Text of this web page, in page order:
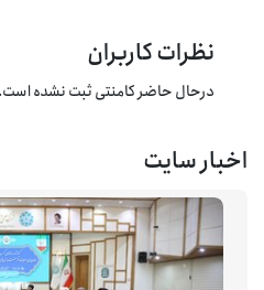
نظرات کاربران
درحال حاضر کامنتی ثبت نشده است.
اخبار سایت